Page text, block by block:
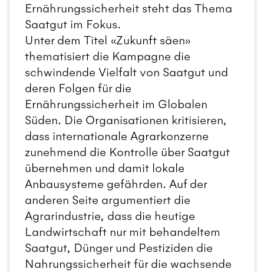
Ernährungssicherheit steht das Thema
Saatgut im Fokus.
Unter dem Titel «Zukunft säen»
thematisiert die Kampagne die
schwindende Vielfalt von Saatgut und
deren Folgen für die
Ernährungssicherheit im Globalen
Süden. Die Organisationen kritisieren,
dass internationale Agrarkonzerne
zunehmend die Kontrolle über Saatgut
übernehmen und damit lokale
Anbausysteme gefährden. Auf der
anderen Seite argumentiert die
Agrarindustrie, dass die heutige
Landwirtschaft nur mit behandeltem
Saatgut, Dünger und Pestiziden die
Nahrungssicherheit für die wachsende